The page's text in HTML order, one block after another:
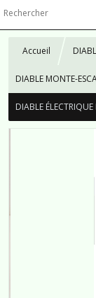
Accueil
DIABLE MONTE-
DIABLE